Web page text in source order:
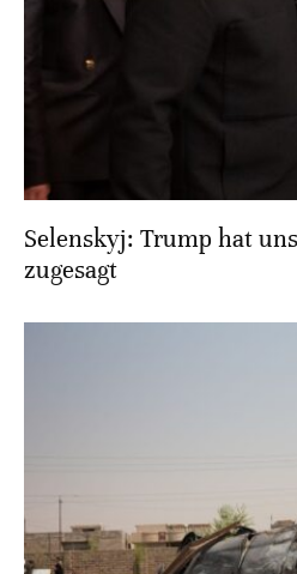
Selenskyj: Trump hat
zugesagt